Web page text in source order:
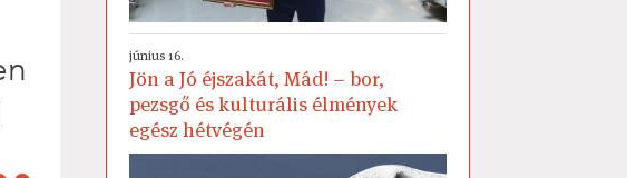
június 16.
Jön a Jó éjszakát, Mád! – bor,
pezsgő és kulturális élmények
egész hétvégén